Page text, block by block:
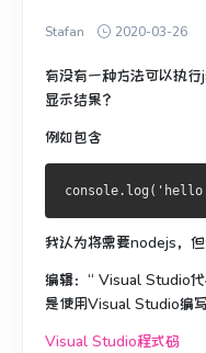
Stafan 2020-03-26
有没有一种方法可以执
显示结果？
例如包含
我认为将需要nodejs，
编辑：“ Visual Studio
是使用Visual Studio编
Visual Studio程式码